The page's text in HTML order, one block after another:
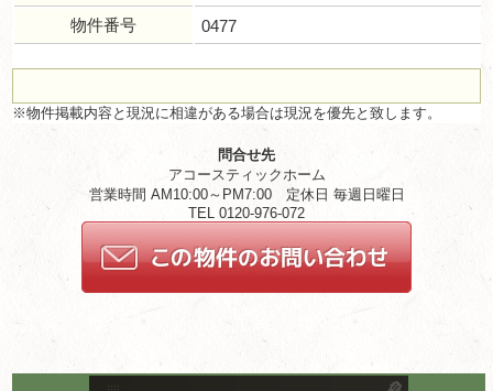
物件番号
0477
※物件掲載内容と現況に相違がある場合は現況を優先と致します。
問合せ先
アコースティックホーム
営業時間 AM10:00～PM7:00 定休日 毎週日曜日
TEL 0120-976-072